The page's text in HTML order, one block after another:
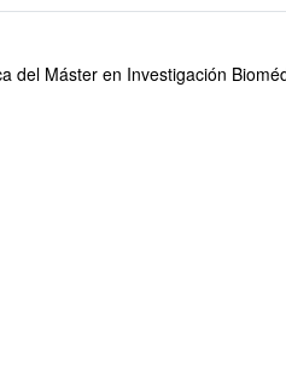
del Máster en Investigación